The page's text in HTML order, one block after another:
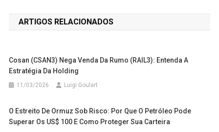
de
Post
ARTIGOS RELACIONADOS
Cosan (CSAN3) Nega Venda Da Rumo (RAIL3): Entenda A
Estratégia Da Holding
11/03/2026 Luigi Goulart
O Estreito De Ormuz Sob Risco: Por Que O Petróleo Pode
Superar Os US$ 100 E Como Proteger Sua Carteira